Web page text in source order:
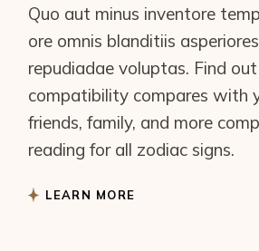
Quo aut minus inventore
ore omnis blanditiis
repudiadae voluptas. Find
compatibility compares with
friends, family, and more
reading for all zodiac signs.
LEARN MORE